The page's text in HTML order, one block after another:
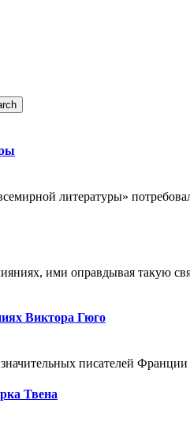
литературы»
ими оправдывая такую
Виктора Гюго
писателей Франции
Твена